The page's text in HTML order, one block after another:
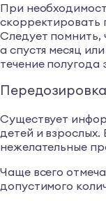
При
скорректировать
Следует помнить,
а спустя месяц
течение
Передозировка
Существует
детей и взрослых.
нежелательные
Чаще всего
допустимого